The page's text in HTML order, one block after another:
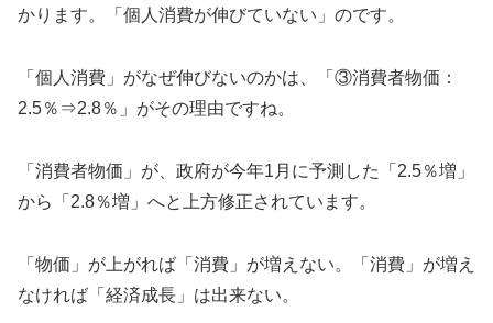
かります。「個人消費が伸びていない」のです。
「個人消費」がなぜ伸びないのかは、「③消費者物価：
2.5％⇒2.8％」がその理由ですね。
「消費者物価」が、政府が今年1月に予測した「2.5％増」
から「2.8％増」へと上方修正されています。
「物価」が上がれば「消費」が増えない。「消費」が増え
なければ「経済成長」は出来ない。